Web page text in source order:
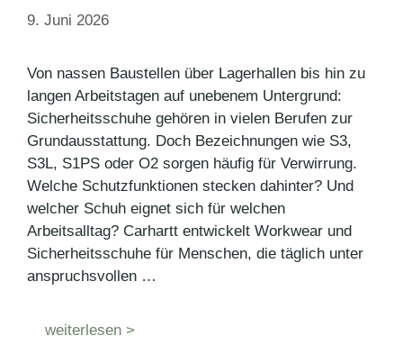
9. Juni 2026
Von nassen Baustellen über Lagerhallen bis hin zu
langen Arbeitstagen auf unebenem Untergrund:
Sicherheitsschuhe gehören in vielen Berufen zur
Grundausstattung. Doch Bezeichnungen wie S3,
S3L, S1PS oder O2 sorgen häufig für Verwirrung.
Welche Schutzfunktionen stecken dahinter? Und
welcher Schuh eignet sich für welchen
Arbeitsalltag? Carhartt entwickelt Workwear und
Sicherheitsschuhe für Menschen, die täglich unter
anspruchsvollen …
weiterlesen >